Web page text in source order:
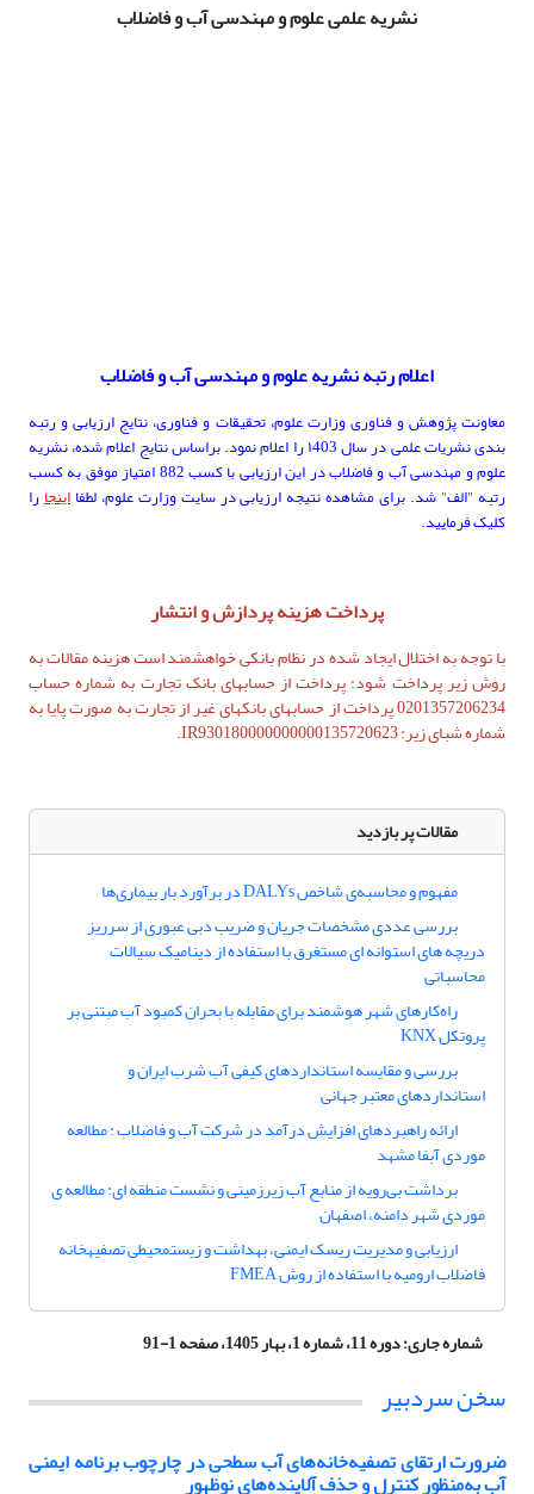
نشریه علمی علوم و مهندسی آب و فاضلاب
اعلام رتبه نشریه علوم و مهندسی آب و فاضلاب
معاونت پژوهش و فناوری وزارت علوم، تحقیقات و فناوری، نتایج ارزیابی و رتبه
بندی نشریات علمی در سال ۱403 را اعلام نمود. براساس نتایج اعلام شده، نشریه
علوم و مهندسی آب و فاضلاب در این ارزیابی با کسب 882 امتیاز موفق به کسب
رتبه "الف" شد. برای مشاهده نتیجه ارزیابی در سایت وزارت علوم، لطفااینجارا
کلیک فرمایید.
پرداخت هزینه پردازش و انتشار
با توجه به اختلال ایجاد شده در نظام بانکی خواهشمند است هزینه مقالات به
روش زیر پرداخت شود: پرداخت از حسابهای بانک تجارت به شماره حساب
0201357206234 پرداخت از حسابهای بانکهای غیر از تجارت به صورت پایا به
شماره شبای زیر: IR930180000000000135720623.
مقالات پر بازدید
مفهوم و محاسبه‌ی شاخص DALYs در برآورد بار بیماری‌ها
بررسی عددی مشخصات جریان و ضریب دبی عبوری از سرریز
دریچه های استوانه ای مستغرق با استفاده از دینامیک سیالات
محاسباتی
راه‌کارهای شهر هوشمند برای مقابله با بحران کمبود آب مبتنی بر
پروتکل KNX
بررسی و مقایسه استانداردهای کیفی آب شرب ایران و
استانداردهای معتبر جهانی
ارائه راهبردهای افزایش درآمد در شرکت آب و فاضلاب : مطالعه
موردی آبفا مشهد
برداشت بی‌رویه از منابع آب زیرزمینی و نشست منطقه ای: مطالعه ی
موردی شهر دامنه، اصفهان
ارزیابی و مدیریت ریسک ایمنی، بهداشت و زیست‎محیطی تصفیه‎خانه
فاضلاب ارومیه با استفاده از روش FMEA
شماره جاری:دوره 11، شماره 1، بهار 1405، صفحه 1-91
سخن سردبیر
ضرورت ارتقای تصفیه‌خانه‌های آب سطحی در چارچوب برنامه ایمنی
آب بهمنظورکنترل وحذف آلاینده‌های نوظهور